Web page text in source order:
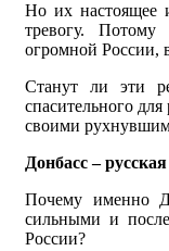
Но их настоящее
тревогу.
огромной России,
Станут ли эти
спасительного
своими
Донбасс –
Почему именно
сильными и
России?